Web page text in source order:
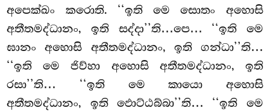
අපෙක්ඛං කරොති. ‘‘ඉති මෙ සොතං අහොසි
අතීතමද්ධානං, ඉති සද්දා’’ති…පෙ… ‘‘ඉති මෙ
ඝානං අහොසි අතීතමද්ධානං, ඉති ගන්ධා’’ති…
‘‘ඉති මෙ ජිව්හා අහොසි අතීතමද්ධානං, ඉති
රසා’’ති… ‘‘ඉති මෙ කායො අහොසි
අතීතමද්ධානං, ඉති ඵොට්ඨබ්බා’’ති… ‘‘ඉති මෙ